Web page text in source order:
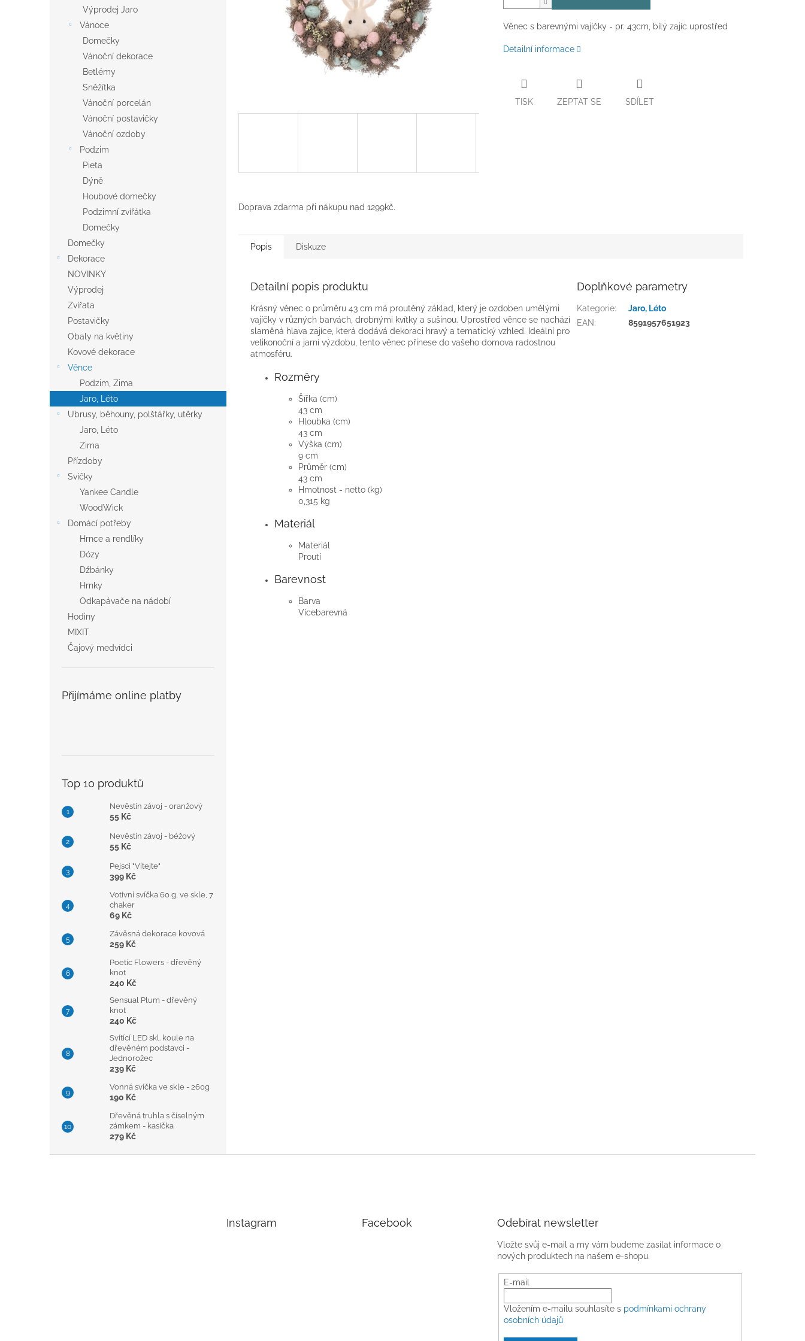
Výprodej Jaro
Vánoce
Domečky
Vánoční dekorace
Betlémy
Sněžítka
Vánoční porcelán
Vánoční postavičky
Vánoční ozdoby
Podzim
Pieta
Dýně
Houbové domečky
Podzimní zvířátka
Domečky
Domečky
Dekorace
NOVINKY
Výprodej
Zvířata
Postavičky
Obaly na květiny
Kovové dekorace
Věnce
Podzim, Zima
Jaro, Léto
Ubrusy, běhouny, polštářky, utěrky
Jaro, Léto
Zima
Přízdoby
Svíčky
Yankee Candle
WoodWick
Domácí potřeby
Hrnce a rendlíky
Dózy
Džbánky
Hrnky
Odkapávače na nádobí
Hodiny
MIXIT
Čajový medvídci
Přijímáme online platby
Top 10 produktů
Nevěstin závoj - oranžový
55 Kč
Nevěstin závoj - béžový
55 Kč
Pejsci "Vítejte"
399 Kč
Votivní svíčka 60 g, ve skle, 7
chaker
69 Kč
Závěsná dekorace kovová
259 Kč
Poetic Flowers - dřevěný
knot
240 Kč
Sensual Plum - dřevěný
knot
240 Kč
Svítící LED skl. koule na
dřevěném podstavci -
Jednorožec
239 Kč
Vonná svíčka ve skle - 260g
190 Kč
Dřevěná truhla s číselným
zámkem - kasička
279 Kč
Věnec s barevnými vajíčky - pr. 43cm, bílý zajíc uprostřed
Detailní informace
TISK ZEPTAT SE SDÍLET
Doprava zdarma při nákupu nad 1299kč.
Popis Diskuze
Detailní popis produktu
Krásný věnec o průměru 43 cm má proutěný základ, který je ozdoben umělými
vajíčky v různých barvách, drobnými kvítky a sušinou. Uprostřed věnce se nachází
slaměná hlava zajíce, která dodává dekoraci hravý a tematický vzhled. Ideální pro
velikonoční a jarní výzdobu, tento věnec přinese do vašeho domova radostnou
atmosféru.
Rozměry
Šířka (cm)
43 cm
Hloubka (cm)
43 cm
Výška (cm)
9 cm
Průměr (cm)
43 cm
Hmotnost - netto (kg)
0,315 kg
Materiál
Materiál
Proutí
Barevnost
Barva
Vícebarevná
Doplňkové parametry
Kategorie:
Jaro, Léto
EAN: 8591957651923
Instagram Facebook Odebírat newsletter
Vložte svůj e-mail a my vám budeme zasílat informace o
nových produktech na našem e-shopu.
E-mail
Vložením e-mailu souhlasíte s podmínkami ochrany
osobních údajů